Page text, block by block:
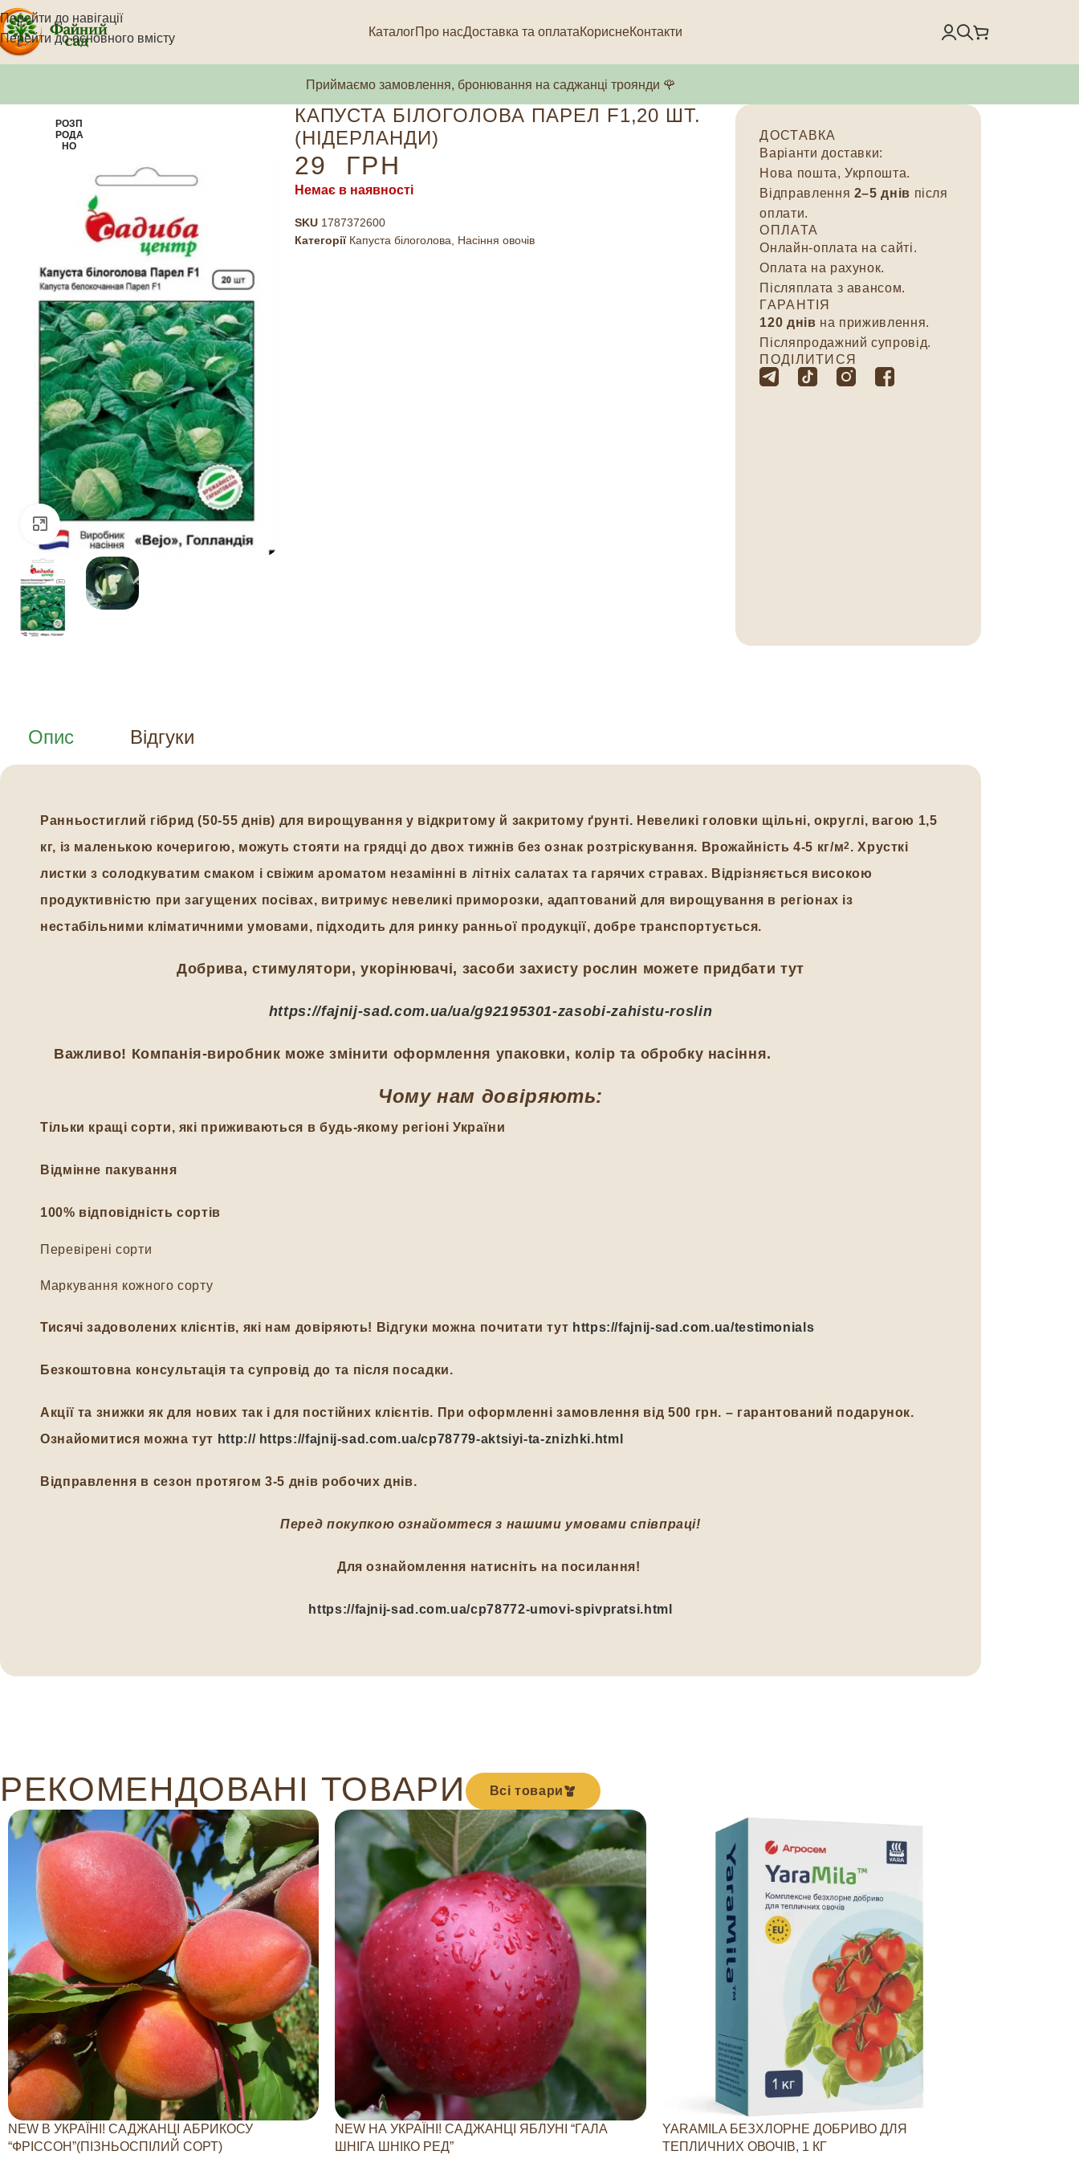
Перейти до навігації
Перейти до основного вмісту
КаталогПро насДоставка та оплатаКориснеКонтакти
Приймаємо замовлення, бронювання на саджанці троянди 🌹
РОЗП
РОДА
НО
Натисніть, щоб збільшити
КАПУСТА БІЛОГОЛОВА ПАРЕЛ F1,20 ШТ.
(НІДЕРЛАНДИ)
29 ГРН
Немає в наявності
SKU 1787372600
Категорії Капуста білоголова Насіння овочів
ДОСТАВКА
Варіанти доставки:
Нова пошта, Укрпошта.
Відправлення 2–5 днів після
оплати.
ОПЛАТА
Онлайн-оплата на сайті.
Оплата на рахунок.
Післяплата з авансом.
ГАРАНТІЯ
120 днів на приживлення.
Післяпродажний супровід.
ПОДІЛИТИСЯ
Опис Відгуки
Ранньостиглий гібрид (50-55 днів) для вирощування у відкритому й закритому ґрунті. Невеликі головки щільні, округлі, вагою 1,5
кг, із маленькою кочеригою, можуть стояти на грядці до двох тижнів без ознак розтріскування. Врожайність 4-5 кг/м2. Хрусткі
листки з солодкуватим смаком і свіжим ароматом незамінні в літніх салатах та гарячих стравах. Відрізняється високою
продуктивністю при загущених посівах, витримує невеликі приморозки, адаптований для вирощування в регіонах із
нестабільними кліматичними умовами, підходить для ринку ранньої продукції, добре транспортується.
Добрива, стимулятори, укорінювачі, засоби захисту рослин можете придбати тут
https://fajnij-sad.com.ua/ua/g92195301-zasobi-zahistu-roslin
Важливо! Компанія-виробник може змінити оформлення упаковки, колір та обробку насіння.
Чому нам довіряють:
Тільки кращі сорти, які приживаються в будь-якому регіоні України
Відмінне пакування
100% відповідність сортів
Перевірені сорти
Маркування кожного сорту
Тисячі задоволених клієнтів, які нам довіряють! Відгуки можна почитати тут https://fajnij-sad.com.ua/testimonials
Безкоштовна консультація та супровід до та після посадки.
Акції та знижки як для нових так і для постійних клієнтів. При оформленні замовлення від 500 грн. – гарантований подарунок.
Ознайомитися можна тут http:// https://fajnij-sad.com.ua/cp78779-aktsiyi-ta-znizhki.html
Відправлення в сезон протягом 3-5 днів робочих днів.
Перед покупкою ознайомтеся з нашими умовами співпраці!
Для ознайомлення натисніть на посилання!
https://fajnij-sad.com.ua/cp78772-umovi-spivpratsi.html
РЕКОМЕНДОВАНІ ТОВАРИ Всі товари
NEW В УКРАЇНІ! САДЖАНЦІ АБРИКОСУ
“ФРІССОН”(ПІЗНЬОСПІЛИЙ СОРТ)
NEW НА УКРАЇНІ! САДЖАНЦІ ЯБЛУНІ “ГАЛА
ШНІГА ШНІКО РЕД”
YARAMILA БЕЗХЛОРНЕ ДОБРИВО ДЛЯ
ТЕПЛИЧНИХ ОВОЧІВ, 1 КГ